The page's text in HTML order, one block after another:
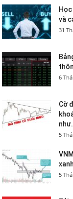
và
31
6
Cờ
5
5